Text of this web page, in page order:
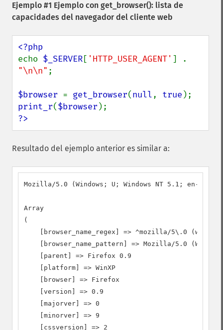
Ejemplo #1 Ejemplo con get_browser(): lista de
capacidades del navegador del cliente web
echo $_SERVER[ 'HTTP_USER_AGENT'
"\n\n" ;
$browser = get_browser(null, true
print_r($browser
?>
Resultado del ejemplo anterior es similar a:
Mozilla/5.0 (Windows; U; Windows NT 5.1; en-US;
Array
(
[browser_name_regex] => ^mozilla/5\.0
[browser_name_pattern] => Mozilla/5.0
    [parent] => Firefox 0.9
    [platform] => WinXP
    [browser] => Firefox
    [version] => 0.9
    [majorver] => 0
    [minorver] => 9
    [cssversion] => 2